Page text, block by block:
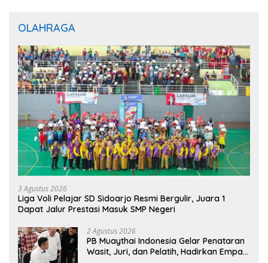
OLAHRAGA
3 Agustus 2026
Liga Voli Pelajar SD Sidoarjo Resmi Bergulir, Juara 1
Dapat Jalur Prestasi Masuk SMP Negeri
2 Agustus 2026
PB Muaythai Indonesia Gelar Penataran
Wasit, Juri, dan Pelatih, Hadirkan Empat